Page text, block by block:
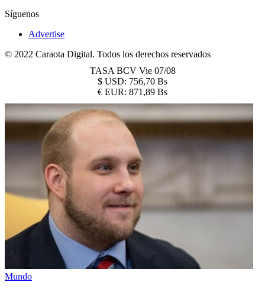
Síguenos
Advertise
© 2022 Caraota Digital. Todos los derechos reservados
TASA BCV Vie 07/08
$ USD: 756,70 Bs
€ EUR: 871,89 Bs
Mundo